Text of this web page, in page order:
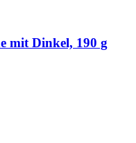
mit Dinkel, 190 g